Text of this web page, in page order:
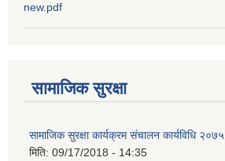
new.pdf
सामाजिक सुरक्षा
सामाजिक सुरक्षा कार्यक्रम संचालन कार्यविधि २०७५
मिति: 09/17/2018 - 14:35